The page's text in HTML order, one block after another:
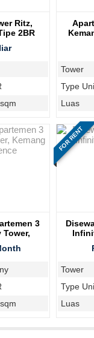
Ritz,
2BR
Tower
Type
Luas
3
Tower,
FOR RENT
Tower
Type
Luas